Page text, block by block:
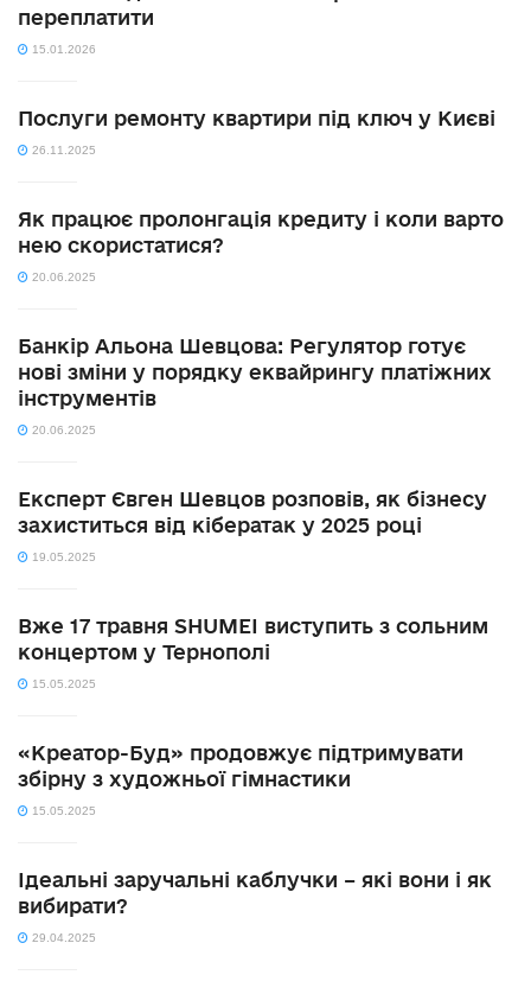
переплатити
15.01.2026
Послуги ремонту квартири під ключ у Києві
26.11.2025
Як працює пролонгація кредиту і коли варто
нею скористатися?
20.06.2025
Банкір Альона Шевцова: Регулятор готує
нові зміни у порядку еквайрингу платіжних
інструментів
20.06.2025
Експерт Євген Шевцов розповів, як бізнесу
захиститься від кібератак у 2025 році
19.05.2025
Вже 17 травня SHUMEI виступить з сольним
концертом у Тернополі
15.05.2025
«Креатор-Буд» продовжує підтримувати
збірну з художньої гімнастики
15.05.2025
Ідеальні заручальні каблучки – які вони і як
вибирати?
29.04.2025